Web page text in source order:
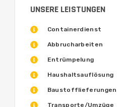
UNSERE LEISTUNGEN
Containerdienst
Abbrucharbeiten
Entrümpelung
Haushaltsauflösung
Baustofflieferungen
Transporte/Umzüge